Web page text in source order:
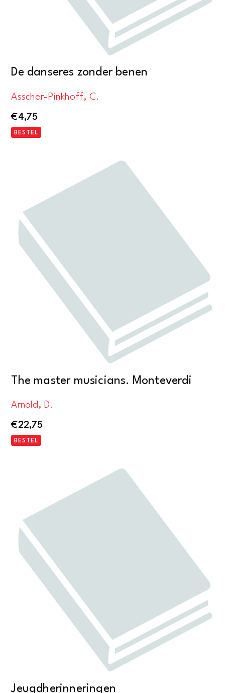
De danseres zonder benen
Asscher-Pinkhoff, C.
€4,75
BESTEL
The master musicians. Monteverdi
Arnold, D.
€22,75
BESTEL
Jeugdherinneringen